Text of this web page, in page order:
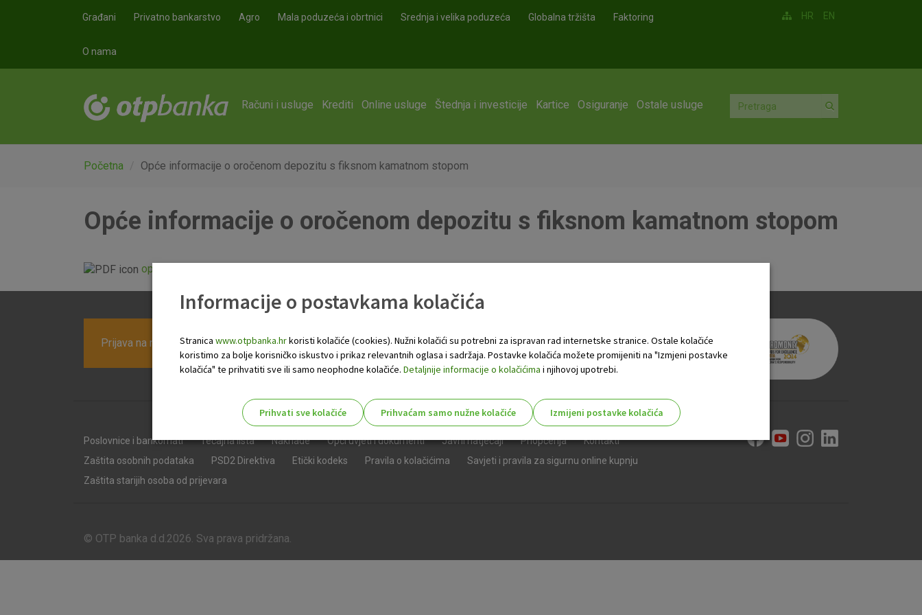
Građani Privatno bankarstvo Agro Mala poduzeća i obrtnici Srednja i velika poduzeća Globalna tržišta Faktoring
O nama
HR EN
Računi i usluge Krediti Online usluge Štednja i investicije Kartice Osiguranje Ostale usluge
Početna Opće informacije o oročenom depozitu s fiksnom kamatnom stopom
Opće informacije o oročenom depozitu s fiksnom kamatnom stopom
opce_informacije_o_orocenom_depozitu_s_fiksnom_kamatnom_stopom_.pdf
Prijava na newsletter OTP banke
Poslovnice i bankomati Tečajna lista Naknade Opći uvjeti i dokumenti Javni natječaji Priopćenja
Kontakti
Zaštita osobnih podataka
PSD2 Direktiva Etički kodeks Pravila o kolačićima
Savjeti i pravila za sigurnu online kupnju
Zaštita starijih osoba od prijevara
© OTP banka d.d.2026. Sva prava pridržana.
Informacije o postavkama kolačića
Stranica www.otpbanka.hrkoristi kolačiće (cookies). Nužni kolačići su potrebni za ispravan rad internetske stranice. Ostale kolačiće
koristimo za bolje korisničko iskustvo i prikaz relevantnih oglasa i sadržaja. Postavke kolačića možete promijeniti na "Izmjeni postavke
kolačića" te prihvatiti sve ili samo neophodne kolačiće. Detaljnije informacije o kolačićima i njihovoj upotrebi.
Prihvati sve kolačiće Prihvaćam samo nužne kolačiće
Izmijeni postavke kolačića